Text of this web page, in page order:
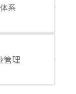
系
管理